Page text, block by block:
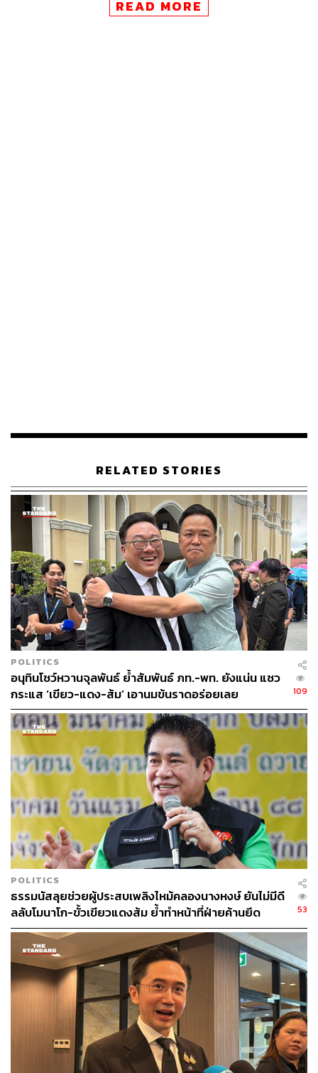
พิสูจน์อักษร: ภาสิณี เพิ่มพันธุ์พงศ์
TAGS: ประยุทธ์ จันทร์โอชา ธรรมนัส พรหมเผ่า
36
ABOUT THE AUTHOR
ธนกร วงษ์ปัญญา
บรรณาธิการข่าวในประเทศ กอง
บรรณาธิการข่าว THE STANDARD
ABOUT THE PHOTOGRAPHER
ธนทัต จันทารักษ์
นักศึกษาฝึกงานช่างภาพ
READ MORE
RELATED STORIES
POLITICS
อนุทินโชว์หวานจุลพันธ์ ย้ำสัมพันธ์ ภท.-พท. ยังแน่น แซว
กระแส ‘เขียว-แดง-ส้ม’ เอานมข้นราดอร่อยเลย
109
POLITICS
ธรรมนัสลุยช่วยผู้ประสบเพลิงไหม้คลองนางหงษ์ ยันไม่มีดี
ลลับโมนาโก-ขั้วเขียวแดงส้ม ย้ำทำหน้าที่ฝ่ายค้านยึด
ประโยชน์ประชาชน
53